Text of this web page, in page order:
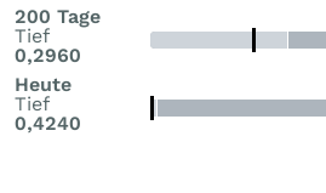
200 Tage
Tief
0,2960
Heute
Tief
0,4240